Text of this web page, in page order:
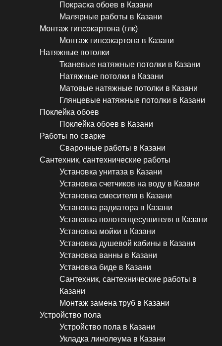
Покраска обоев в Казани
Малярные работы в Казани
Монтаж гипсокартона (глк)
Монтаж гипсокартона в Казани
Натяжные потолки
Тканевые натяжные потолки в Казани
Натяжные потолки в Казани
Матовые натяжные потолки в Казани
Глянцевые натяжные потолки в Казани
Поклейка обоев
Поклейка обоев в Казани
Работы по сварке
Сварочные работы в Казани
Сантехник, сантехнические работы
Установка унитаза в Казани
Установка счетчиков на воду в Казани
Установка смесителя в Казани
Установка радиатора в Казани
Установка полотенцесушителя в Казани
Установка мойки в Казани
Установка душевой кабины в Казани
Установка ванны в Казани
Установка биде в Казани
Сантехник, сантехнические работы в
Казани
Монтаж замена труб в Казани
Устройство пола
Устройство пола в Казани
Укладка линолеума в Казани